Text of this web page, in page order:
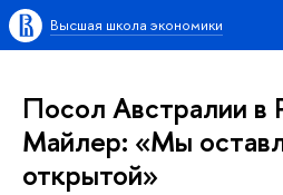
Высшая школа экономики
Посол Австралии в
Майлер: «Мы
открытой»